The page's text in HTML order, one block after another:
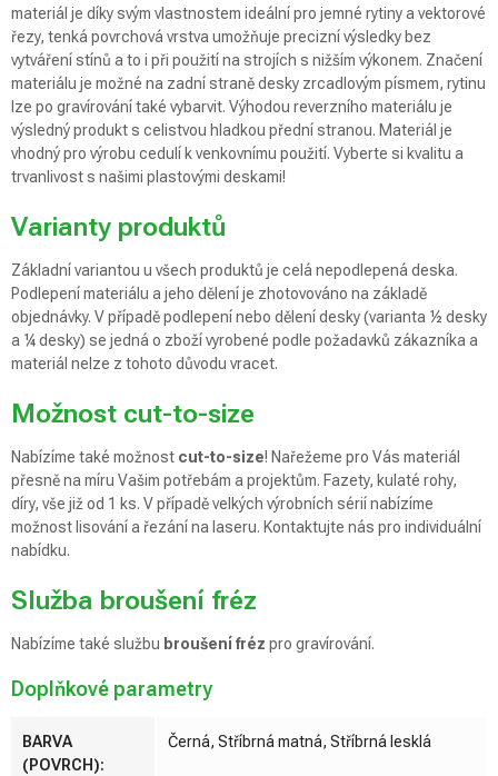
materiál je díky svým vlastnostem ideální pro jemné rytiny a vektorové
řezy, tenká povrchová vrstva umožňuje precizní výsledky bez
vytváření stínů a to i při použití na strojích s nižším výkonem. Značení
materiálu je možné na zadní straně desky zrcadlovým písmem, rytinu
lze po gravírování také vybarvit. Výhodou reverzního materiálu je
výsledný produkt s celistvou hladkou přední stranou. Materiál je
vhodný pro výrobu cedulí k venkovnímu použití. Vyberte si kvalitu a
trvanlivost s našimi plastovými deskami!
Varianty produktů
Základní variantou u všech produktů je celá nepodlepená deska.
Podlepení materiálu a jeho dělení je zhotovováno na základě
objednávky. V případě podlepení nebo dělení desky (varianta ½ desky
a ¼ desky) se jedná o zboží vyrobené podle požadavků zákazníka a
materiál nelze z tohoto důvodu vracet.
Možnost cut-to-size
Nabízíme také možnost cut-to-size! Nařežeme pro Vás materiál
přesně na míru Vašim potřebám a projektům. Fazety, kulaté rohy,
díry, vše již od 1 ks. V případě velkých výrobních sérií nabízíme
možnost lisování a řezání na laseru. Kontaktujte nás pro individuální
nabídku.
Služba broušení fréz
Nabízíme také službu broušení fréz pro gravírování.
Doplňkové parametry
BARVA
(POVRCH):
Černá, Stříbrná matná, Stříbrná lesklá